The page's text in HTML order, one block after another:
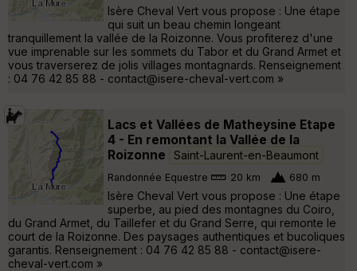
Isère Cheval Vert vous propose : Une étape
qui suit un beau chemin longeant
tranquillement la vallée de la Roizonne. Vous profiterez d'une
vue imprenable sur les sommets du Tabor et du Grand Armet et
vous traverserez de jolis villages montagnards. Renseignement
: 04 76 42 85 88 - contact@isere-cheval-vert.com »
Lacs et Vallées de Matheysine Etape
4 - En remontant la Vallée de la
Roizonne
Saint-Laurent-en-Beaumont
Randonnée Equestre 20 km 680 m
Isère Cheval Vert vous propose : Une étape
superbe, au pied des montagnes du Coiro,
du Grand Armet, du Taillefer et du Grand Serre, qui remonte le
court de la Roizonne. Des paysages authentiques et bucoliques
garantis. Renseignement : 04 76 42 85 88 - contact@isere-
cheval-vert.com »